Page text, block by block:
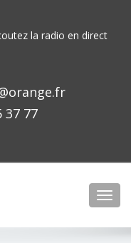
la radio en direct
37 77